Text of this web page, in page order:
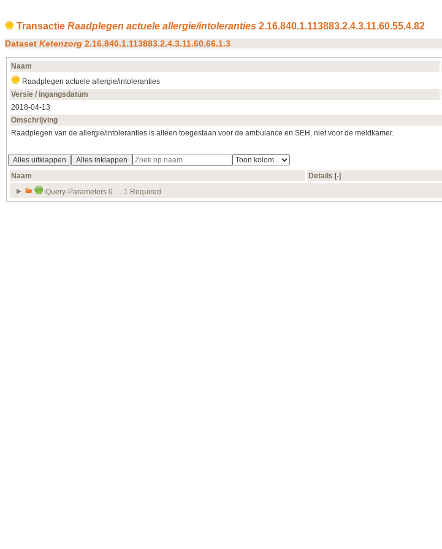
Transactie Raadplegen actuele allergie/intoleranties 2.16.840.1.113883.2.4.3.11.60.55.4.82
Dataset Ketenzorg 2.16.840.1.113883.2.4.3.11.60.66.1.3
Naam
Raadplegen actuele allergie/intoleranties
Versie / ingangsdatum
2018‑04‑13
Omschrijving
Raadplegen van de allergie/intoleranties is alleen toegestaan voor de ambulance en SEH, niet voor de meldkamer.
Alles uitklappen
Alles inklappen
Naam
Details [‑]
Query-Parameters 0 … 1 Required